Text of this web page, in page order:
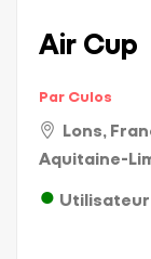
Air Cup
Par Culos
Lons,
Aquitaine-